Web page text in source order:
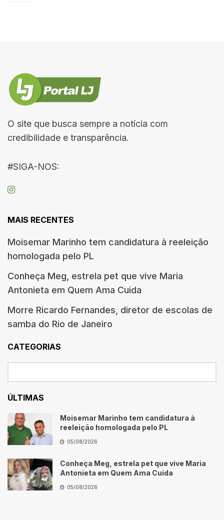
O site que busca sempre a notícia com
credibilidade e transparência.
#SIGA-NOS:
MAIS RECENTES
Moisemar Marinho tem candidatura à reeleição
homologada pelo PL
Conheça Meg, estrela pet que vive Maria
Antonieta em Quem Ama Cuida
Morre Ricardo Fernandes, diretor de escolas de
samba do Rio de Janeiro
CATEGORIAS
ÚLTIMAS
Moisemar Marinho tem candidatura à
reeleição homologada pelo PL
05/08/2026
Conheça Meg, estrela pet que vive Maria
Antonieta em Quem Ama Cuida
05/08/2026